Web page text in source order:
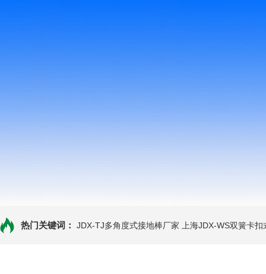
热门关键词： JDX-TJ多角度式接地棒厂家 上海JDX-WS双簧卡